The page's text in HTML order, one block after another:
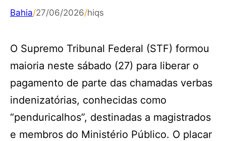
Bahia/27/06/2026/hiqs
O Supremo Tribunal Federal (STF) formou
maioria neste sábado (27) para liberar o
pagamento de parte das chamadas verbas
indenizatórias, conhecidas como
“penduricalhos”, destinadas a magistrados
e membros do Ministério Público. O placar